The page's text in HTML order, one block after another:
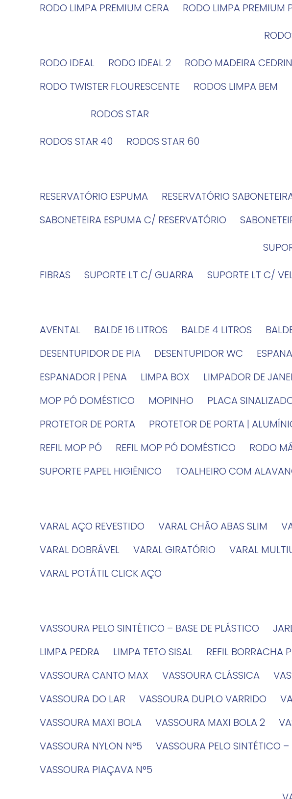
RODO LIMPA PREMIUM CERA
RODO LIMPA PREMIUM
RODO IDEAL
RODO IDEAL 2 RODO MADEIRA
RODO TWISTER FLOURESCENTE
RODOS LIMPA BEM
RODOS STAR
RODOS STAR 40
RODOS STAR 60
RESERVATÓRIO ESPUMA
RESERVATÓRIO
SABONETEIRA ESPUMA C/ RESERVATÓRIO
FIBRAS
SUPORTE LT C/ GUARRA SUPORTE LT C/
AVENTAL
BALDE 16 LITROS BALDE 4 LITROS
DESENTUPIDOR DE PIA
DESENTUPIDOR WC
ESPANADOR | PENA
LIMPA BOX LIMPADOR DE
MOP PÓ DOMÉSTICO
MOPINHO PLACA
PROTETOR DE PORTA
PROTETOR DE PORTA |
REFIL MOP PÓ
REFIL MOP PÓ DOMÉSTICO RODO
SUPORTE PAPEL HIGIÊNICO
TOALHEIRO COM
VARAL AÇO REVESTIDO
VARAL CHÃO ABAS SLIM
VARAL DOBRÁVEL
VARAL GIRATÓRIO VARAL
VARAL POTÁTIL CLICK AÇO
VASSOURA PELO SINTÉTICO – BASE DE PLÁSTICO
LIMPA PEDRA
LIMPA TETO SISAL REFIL BORRACHA
VASSOURA CANTO MAX
VASSOURA CLÁSSICA
VASSOURA DO LAR
VASSOURA DUPLO VARRIDO
VASSOURA MAXI BOLA
VASSOURA MAXI BOLA 2
VASSOURA NYLON N°5
VASSOURA PELO SINTÉTICO
VASSOURA PIAÇAVA N°5